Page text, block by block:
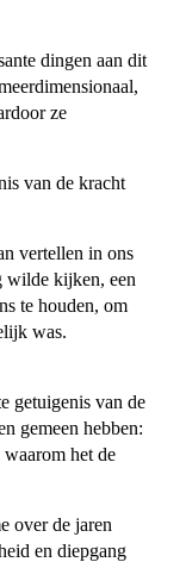
dingen aan dit
ze
van de kracht
vertellen in ons
wilde kijken, een
te houden, om
was.
getuigenis van de
gemeen hebben:
het de
over de jaren
en diepgang